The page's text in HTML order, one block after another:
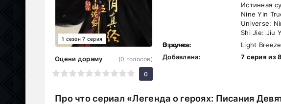
1 сезон 7 серия
Оцени дораму
7 8 9 10
(0 голосов)
0
Истинная
Nine Yin
Universe:
Shi Jie: Jiu
В ролях:
Озвучка:
Light
Добавлена:
7 серия из
Про что сериал «Легенда о героях: Писания